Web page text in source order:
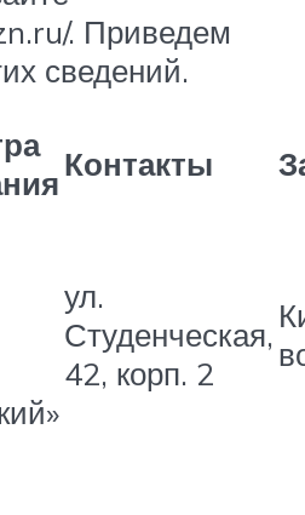
. Приведем
сведений.
Контакты
ул.
Студенческая,
42, корп. 2